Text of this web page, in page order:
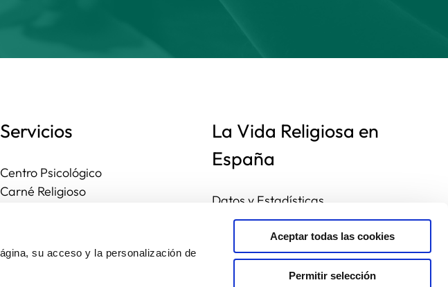
su acceso y la personalización de
Aceptar todas las cookies
Permitir selección
Servicios
Centro Psicológico
Carné Religioso
Actividades
La Vida Religiosa en
España
Datos y Estadísticas
Preguntas frecuentes
Mapa de congregaciones